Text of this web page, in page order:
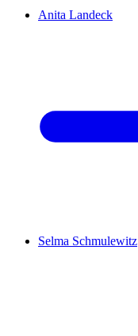
Anita Landeck
Selma Schmulewitz